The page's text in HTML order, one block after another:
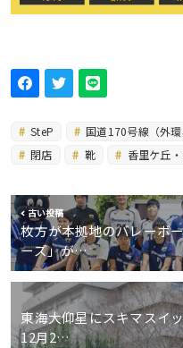
SteP 国道170号線（外環
閉店
靴 香里ケ丘
古い投稿
枚方が本拠地のバレーボ
ーズ」が…
東海大仰星にスキマスイ
12月2…